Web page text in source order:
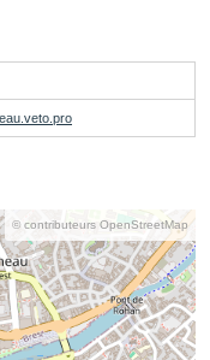
© contributeurs OpenStreetMap